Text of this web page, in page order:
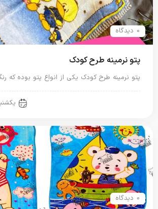
0 دیدگاه
پتو نرمینه طرح کودک
پتو نرمینه طرح کودک یکی از انواع پتو بوده که
یکشنبه , 2
0 دیدگاه